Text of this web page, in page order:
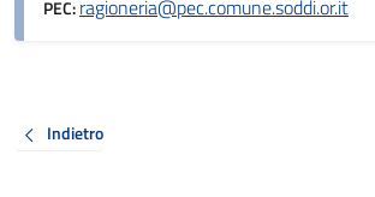
PEC:ragioneria@pec.comune.soddi.or.it
Indietro